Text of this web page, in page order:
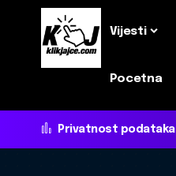
Vijesti
Pocetna
Privatnost podataka